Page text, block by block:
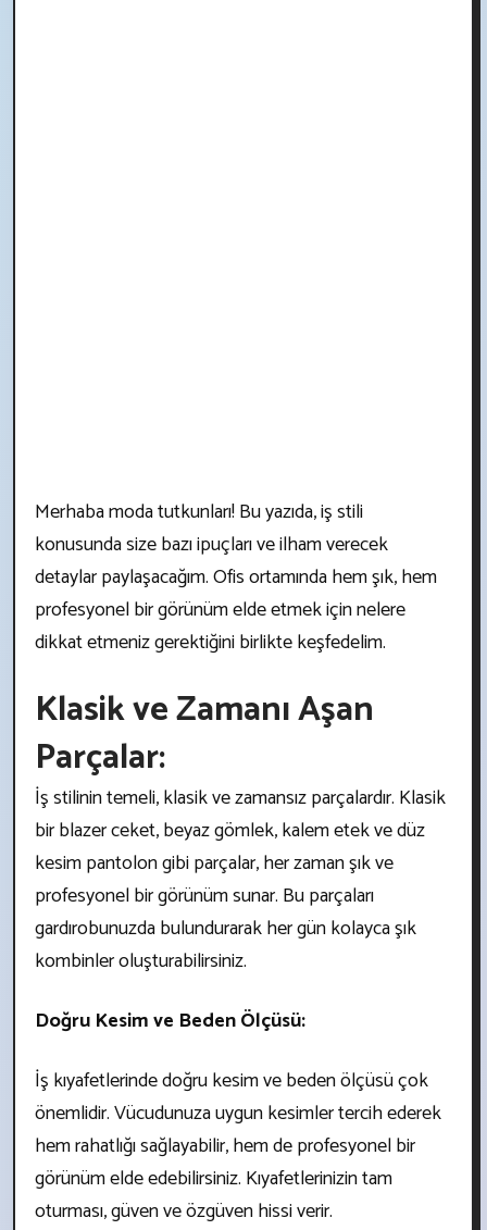
Merhaba moda tutkunları! Bu yazıda, iş stili
konusunda size bazı ipuçları ve ilham verecek
detaylar paylaşacağım. Ofis ortamında hem şık, hem
profesyonel bir görünüm elde etmek için nelere
dikkat etmeniz gerektiğini birlikte keşfedelim.
Klasik ve Zamanı Aşan
Parçalar:
İş stilinin temeli, klasik ve zamansız parçalardır. Klasik
bir blazer ceket, beyaz gömlek, kalem etek ve düz
kesim pantolon gibi parçalar, her zaman şık ve
profesyonel bir görünüm sunar. Bu parçaları
gardırobunuzda bulundurarak her gün kolayca şık
kombinler oluşturabilirsiniz.
Doğru Kesim ve Beden Ölçüsü:
İş kıyafetlerinde doğru kesim ve beden ölçüsü çok
önemlidir. Vücudunuza uygun kesimler tercih ederek
hem rahatlığı sağlayabilir, hem de profesyonel bir
görünüm elde edebilirsiniz. Kıyafetlerinizin tam
oturması, güven ve özgüven hissi verir.